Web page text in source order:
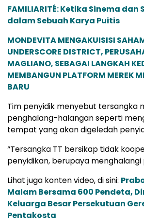
FAMILIARITÉ: Ketika Sinema
dalam Sebuah Karya Puitis
MONDEVITA MENGAKUISISI
UNDERSCORE DISTRICT,
MAGLIANO, SEBAGAI LANGKAH
MEMBANGUN PLATFORM MEREK
BARU
Tim penyidik menyebut tersangka
penghalang-halangan seperti
tempat yang akan digeledah
“Tersangka TT bersikap tidak
penyidikan, berupaya menghalangi
Lihat juga konten video, di sini:
Malam Bersama 600 Pendeta,
Keluarga Besar Persekutuan
Pentakosta